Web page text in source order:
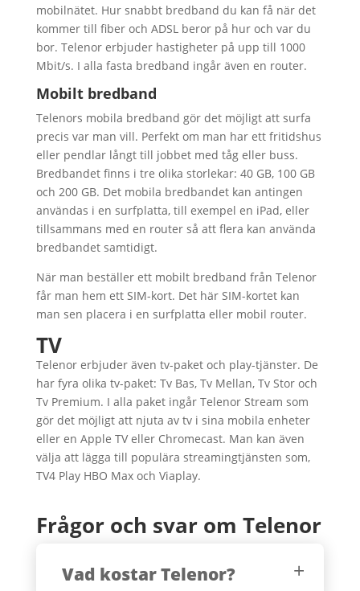
mobilnätet. Hur snabbt bredband du kan få när det
kommer till fiber och ADSL beror på hur och var du
bor. Telenor erbjuder hastigheter på upp till 1000
Mbit/s. I alla fasta bredband ingår även en router.
Mobilt bredband
Telenors mobila bredband gör det möjligt att surfa
precis var man vill. Perfekt om man har ett fritidshus
eller pendlar långt till jobbet med tåg eller buss.
Bredbandet finns i tre olika storlekar: 40 GB, 100 GB
och 200 GB. Det mobila bredbandet kan antingen
användas i en surfplatta, till exempel en iPad, eller
tillsammans med en router så att flera kan använda
bredbandet samtidigt.
När man beställer ett mobilt bredband från Telenor
får man hem ett SIM-kort. Det här SIM-kortet kan
man sen placera i en surfplatta eller mobil router.
TV
Telenor erbjuder även tv-paket och play-tjänster. De
har fyra olika tv-paket: Tv Bas, Tv Mellan, Tv Stor och
Tv Premium. I alla paket ingår Telenor Stream som
gör det möjligt att njuta av tv i sina mobila enheter
eller en Apple TV eller Chromecast. Man kan även
välja att lägga till populära streamingtjänsten som,
TV4 Play HBO Max och Viaplay.
Frågor och svar om Telenor
Vad kostar Telenor?